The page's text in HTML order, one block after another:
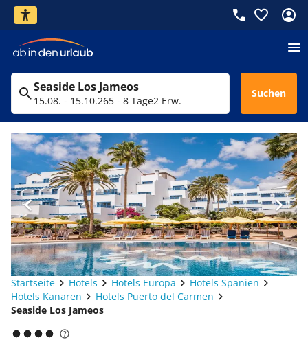
Seaside Los Jameos
15.08. - 15.10.265 - 8 Tage2 Erw.
Suchen
Startseite Hotels Hotels Europa
Hotels Spanien
Hotels Kanaren
Hotels Puerto del Carmen
Seaside Los Jameos